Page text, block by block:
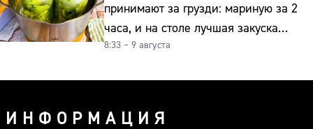
принимают за грузди: мариную за 2
часа, и на столе лучшая закуска
к картошке
8:33 – 9 августа
ИНФОРМАЦИЯ